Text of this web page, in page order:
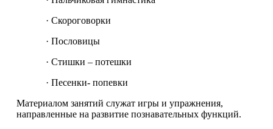
· Скороговорки
· Пословицы
· Стишки – потешки
· Песенки- попевки
Материалом занятий служат игры и упражнения,
направленные на развитие познавательных функций.